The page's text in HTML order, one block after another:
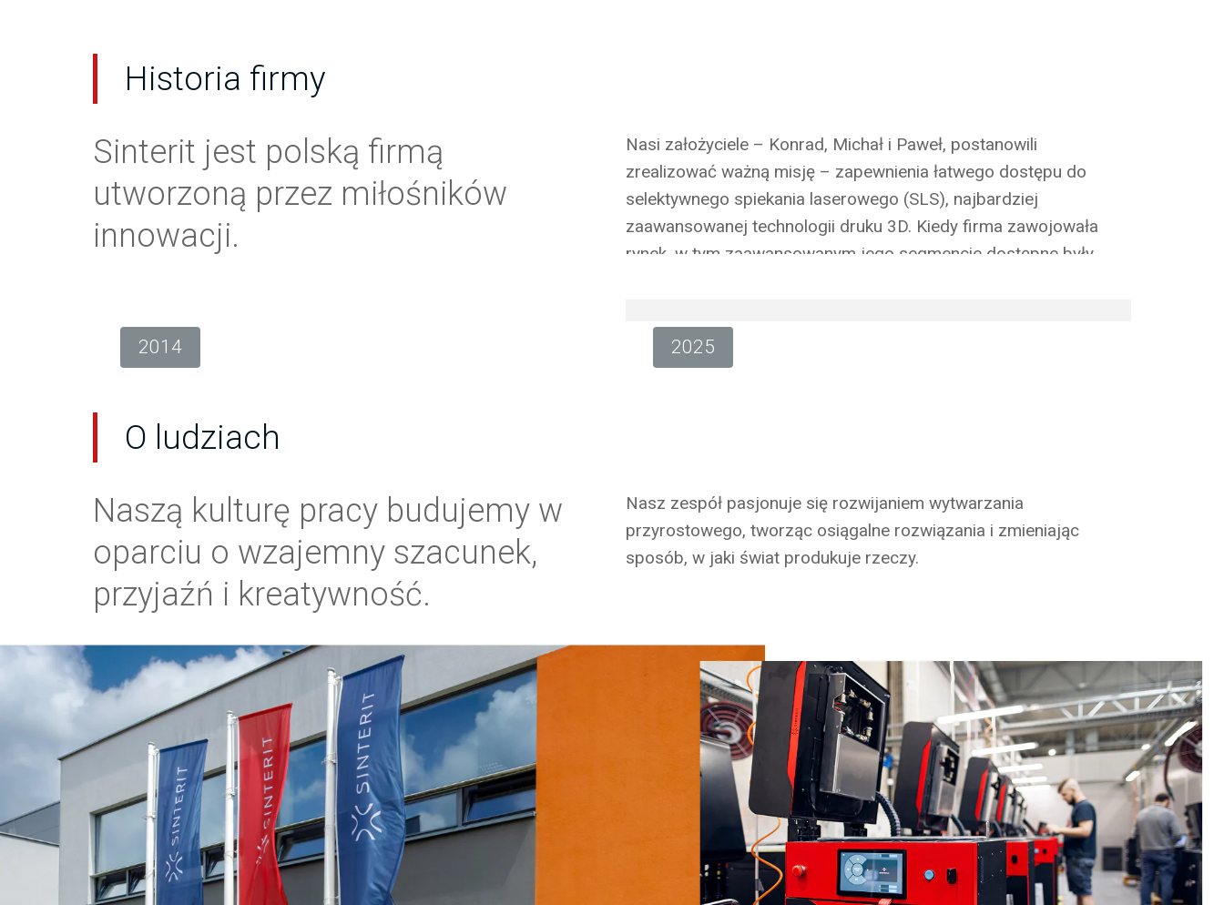
Historia firmy
Sinterit jest polską firmą
utworzoną przez miłośników
innowacji.
2014
Nasi założyciele – Konrad, Michał i Paweł, postanowili
zrealizować ważną misję – zapewnienia łatwego dostępu do
selektywnego spiekania laserowego (SLS), najbardziej
zaawansowanej technologii druku 3D. Kiedy firma zawojowała
rynek, w tym zaawansowanym jego segmencie dostępne były
w 2015 roku, wprowadzając pierwszy model Sinterit o nazwie
Lisa. Była to najbardziej dostępna drukarka w technologii SLS –
stadium firmy początkującej. Od momentu powstania Sinterit
poświęciła się podążaniu realną ścieżką ewolucyjną i dołożyła
wszelkich starań, aby stać się profesjonalną i dojrzałą firmą
2025
O ludziach
Naszą kulturę pracy budujemy w
oparciu o wzajemny szacunek,
przyjaźń i kreatywność.
Nasz zespół pasjonuje się rozwijaniem wytwarzania
przyrostowego, tworząc osiągalne rozwiązania i zmieniając
sposób, w jaki świat produkuje rzeczy.